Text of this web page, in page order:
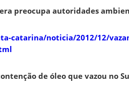
preocupa autoridades
catarina/noticia/2012/12/
de óleo que vazou no